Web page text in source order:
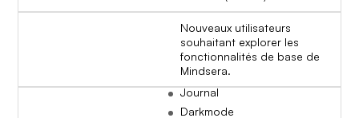
Nouveaux utilisateurs
souhaitant explorer les
fonctionnalités de base de
Mindsera.
Journal
Darkmode